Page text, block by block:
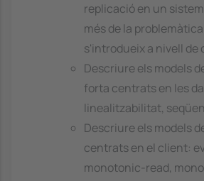
replicació en un
més de la
s'introdueix a nivell de
Descriure els models
forta centrats en les
linealitzabilitat,
Descriure els models
centrats en el client:
monotonic-read,